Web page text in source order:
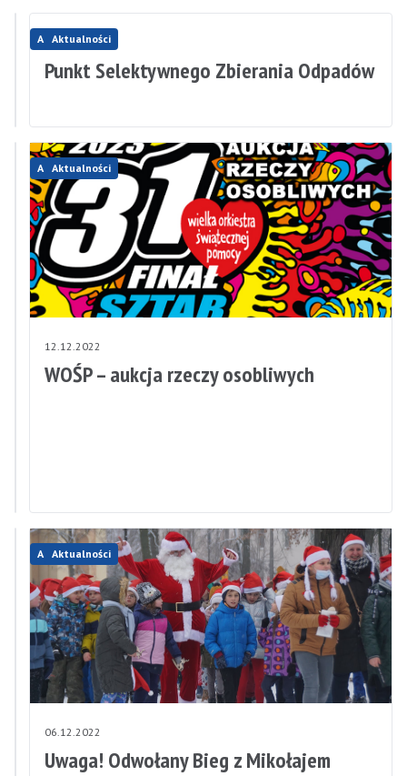
Aktualności
13.12.2022
Brak
Aktualności
13.12.2022
Punkt Selektywnego Zbierania Odpadów
Aktualności
13.12.2022
ZMIANA
Aktualności
12.12.2022
WOŚP – aukcja rzeczy osobliwych
Aktualności
07.12.2022
Nowa
Aktualności
06.12.2022
Uwaga! Odwołany Bieg z Mikołajem